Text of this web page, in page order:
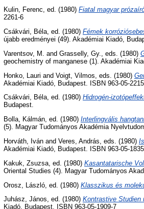
Kulin, Ferenc, ed. (1980) Fiatal magyar
2261-6
Csákvári, Béla , ed. (1980) Fémek
újabb eredményei (49). Akadémiai Kiadó,
Varentsov, M.
and Grasselly, Gy. , eds. (1980)
geochemistry of manganese (1). Akadémiai
Honko, Lauri and Voigt, Vilmos , eds. (1980)
Akadémiai Kiadó, Budapest. ISBN 963-05-
Csákvári, Béla, ed. (1980) Hidrogén-
Budapest.
Bolla, Kálmán, ed. (1980) Interlingvális
(5). Magyar Tudományos Akadémia
Horváth, Iván and Veres, András , eds. (1980)
Akadémiai Kiadó, Budapest. ISBN 963-05-
Kakuk, Zsuzsa , ed. (1980) Kasantatarische
Oriental Studies (4). Magyar Tudományos
Orosz, László , ed. (1980) Klasszikus és
Juhász, János, ed. (1980) Kontrastive Studien
Kiadó, Budapest. ISBN 963-05-1909-7